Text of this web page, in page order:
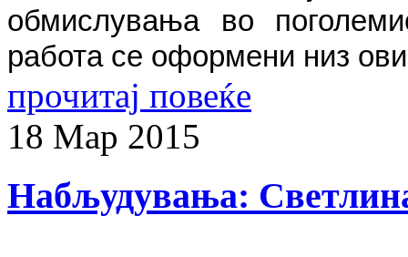
обмислувања во
работа се оформени низ
прочитај повеќе
18 Мар 2015
Набљудувања: